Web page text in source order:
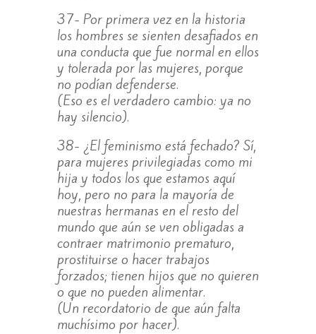
37- Por primera vez en la historia
los hombres se sienten desafiados en
una conducta que fue normal en ellos
y tolerada por las mujeres, porque
no podían defenderse.
(Eso es el verdadero cambio: ya no
hay silencio).
38- ¿El feminismo está fechado? Sí,
para mujeres privilegiadas como mi
hija y todos los que estamos aquí
hoy, pero no para la mayoría de
nuestras hermanas en el resto del
mundo que aún se ven obligadas a
contraer matrimonio prematuro,
prostituirse o hacer trabajos
forzados; tienen hijos que no quieren
o que no pueden alimentar.
(Un recordatorio de que aún falta
muchísimo por hacer).